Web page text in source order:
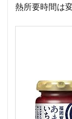
熱所要時間は